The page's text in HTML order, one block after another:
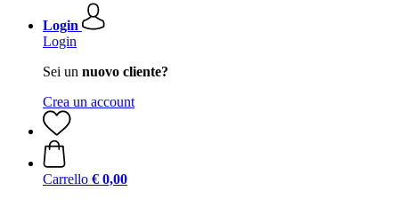
Login
Login
Sei un nuovo cliente?
Crea un account
Carrello € 0,00